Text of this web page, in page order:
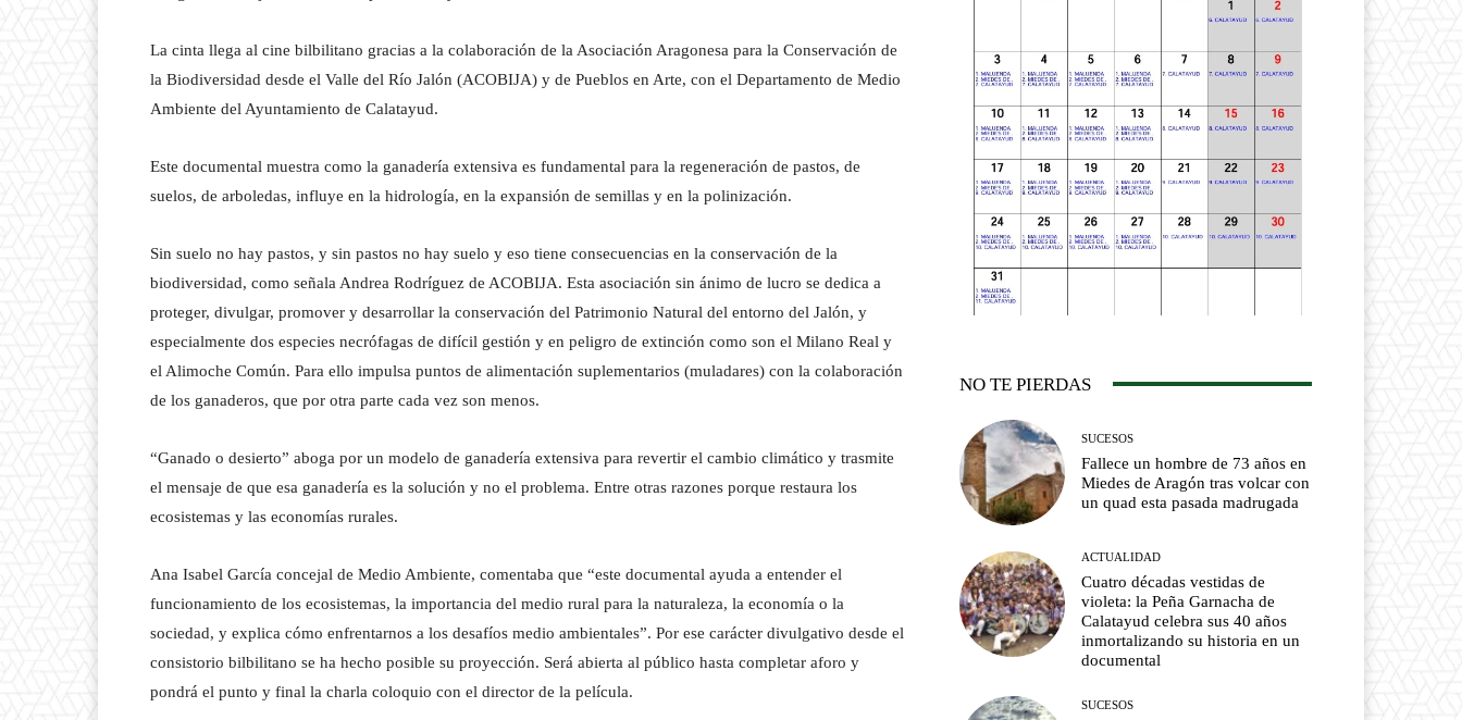
La cinta llega al cine bilbilitano gracias a la colaboración de la Asociación Aragonesa para la Conservación de
la Biodiversidad desde el Valle del Río Jalón (ACOBIJA) y de Pueblos en Arte, con el Departamento de Medio
Ambiente del Ayuntamiento de Calatayud.
Este documental muestra como la ganadería extensiva es fundamental para la regeneración de pastos, de
suelos, de arboledas, influye en la hidrología, en la expansión de semillas y en la polinización.
Sin suelo no hay pastos, y sin pastos no hay suelo y eso tiene consecuencias en la conservación de la
biodiversidad, como señala Andrea Rodríguez de ACOBIJA. Esta asociación sin ánimo de lucro se dedica a
proteger, divulgar, promover y desarrollar la conservación del Patrimonio Natural del entorno del Jalón, y
especialmente dos especies necrófagas de difícil gestión y en peligro de extinción como son el Milano Real y
el Alimoche Común. Para ello impulsa puntos de alimentación suplementarios (muladares) con la colaboración
de los ganaderos, que por otra parte cada vez son menos.
“Ganado o desierto” aboga por un modelo de ganadería extensiva para revertir el cambio climático y trasmite
el mensaje de que esa ganadería es la solución y no el problema. Entre otras razones porque restaura los
ecosistemas y las economías rurales.
Ana Isabel García concejal de Medio Ambiente, comentaba que “este documental ayuda a entender el
funcionamiento de los ecosistemas, la importancia del medio rural para la naturaleza, la economía o la
sociedad, y explica cómo enfrentarnos a los desafíos medio ambientales”. Por ese carácter divulgativo desde el
consistorio bilbilitano se ha hecho posible su proyección. Será abierta al público hasta completar aforo y
pondrá el punto y final la charla coloquio con el director de la película.
NO TE PIERDAS
SUCESOS
Fallece un hombre de 73 años en
Miedes de Aragón tras volcar con
un quad esta pasada madrugada
ACTUALIDAD
Cuatro décadas vestidas de
violeta: la Peña Garnacha de
Calatayud celebra sus 40 años
inmortalizando su historia en un
documental
SUCESOS